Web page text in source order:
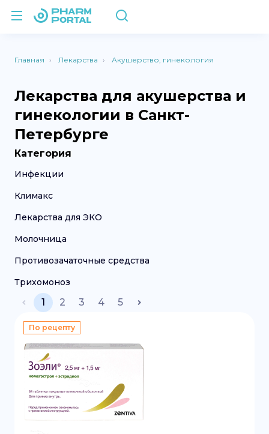
Главная Лекарства Акушерство, гинекология
Лекарства для акушерства и
гинекологии в Санкт-
Петербурге
Категория
Инфекции
Климакс
Лекарства для ЭКО
Молочница
Противозачаточные средства
Трихомоноз
1 2 3 4 5
По рецепту